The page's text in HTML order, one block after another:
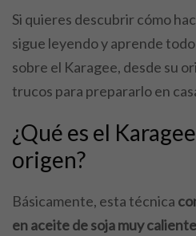
Si quieres descubrir cómo
sigue leyendo y aprende
sobre el Karagee, desde su
trucos para prepararlo en
¿Qué es el
origen?
Básicamente, esta técnica
en aceite de soja muy caliente